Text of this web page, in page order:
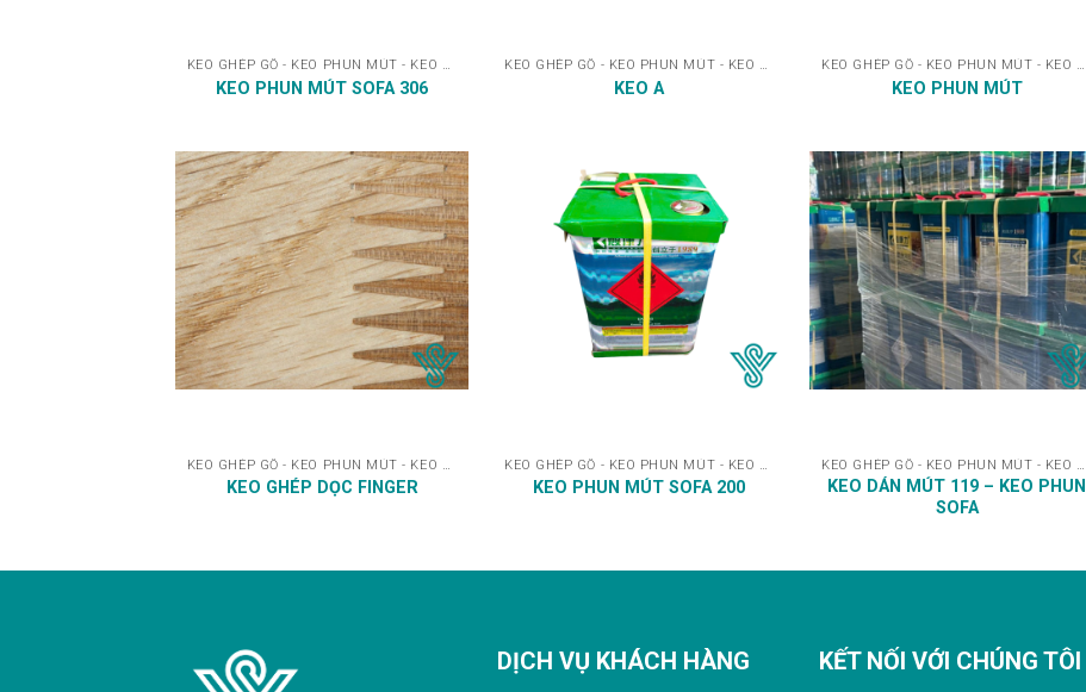
KEO GHÉP GỖ - KEO PHUN MÚT - KEO DÁN
KEO PHUN MÚT SOFA 306
KEO GHÉP GỖ - KEO PHUN MÚT - KEO DÁN
KEO A
KEO GHÉP GỖ - KEO PHUN MÚT - KEO DÁN
KEO PHUN MÚT
KEO GHÉP GỖ - KEO PHUN MÚT - KEO DÁN
KEO GHÉP DỌC FINGER
KEO GHÉP GỖ - KEO PHUN MÚT - KEO DÁN
KEO PHUN MÚT SOFA 200
KEO GHÉP GỖ - KEO PHUN MÚT - KEO DÁN
KEO DÁN MÚT 119 – KEO PHUN
SOFA
DỊCH VỤ KHÁCH HÀNG KẾT NỐI VỚI CHÚNG TÔI